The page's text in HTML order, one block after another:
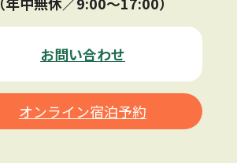
お問い合わせ
オンライン宿泊予約